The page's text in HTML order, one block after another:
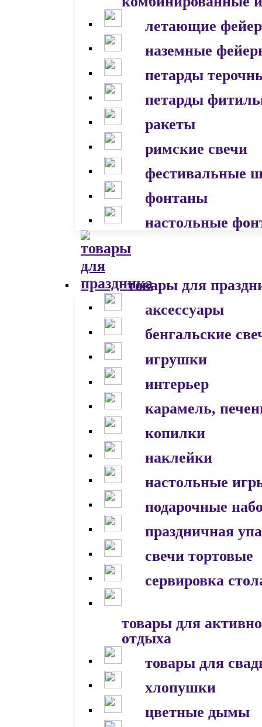
летающие
наземные
петарды
петарды
ракеты
римские свечи
фестивальные
фонтаны
настольные
товары для
аксессуары
бенгальские
игрушки
интерьер
карамель,
копилки
наклейки
настольные
подарочные
праздничная
свечи тортовые
сервировка
товары для
отдыха
товары для
хлопушки
цветные дымы